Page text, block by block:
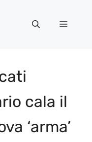
Menu
cala il
‘arma’